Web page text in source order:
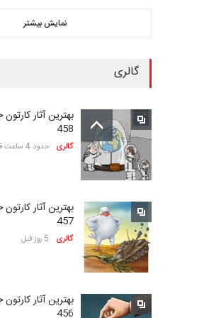
مهلت 23 روز دیگر
مهلت 24 روز دیگر
مهلت 24 روز دیگر
مهلت 25 روز دیگر
نمایش بیشتر
گالری
بهترین آثار
458
گالری حدود 4 ساعت قبل
بهترین آثار
457
گالری 5 روز قبل
بهترین آثار
456